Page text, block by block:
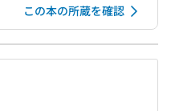
この本の所蔵を確認